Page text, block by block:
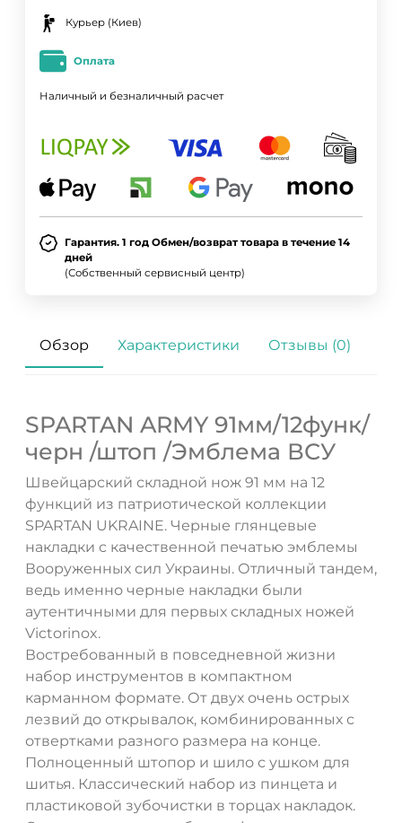
Курьер (Киев)
Оплата
Наличный и безналичный расчет
Гарантия. 1 год Обмен/возврат товара в течение 14
дней
(Собственный сервисный центр)
Обзор Характеристики Отзывы (0)
SPARTAN ARMY 91мм/12функ/
черн /штоп /Эмблема ВСУ
Швейцарский складной нож 91 мм на 12
функций из патриотической коллекции
SPARTAN UKRAINE. Черные глянцевые
накладки с качественной печатью эмблемы
Вооруженных сил Украины. Отличный тандем,
ведь именно черные накладки были
аутентичными для первых складных ножей
Victorinox.
Востребованный в повседневной жизни
набор инструментов в компактном
карманном формате. От двух очень острых
лезвий до открывалок, комбинированных с
отвертками разного размера на конце.
Полноценный штопор и шило с ушком для
шитья. Классический набор из пинцета и
пластиковой зубочистки в торцах накладок.